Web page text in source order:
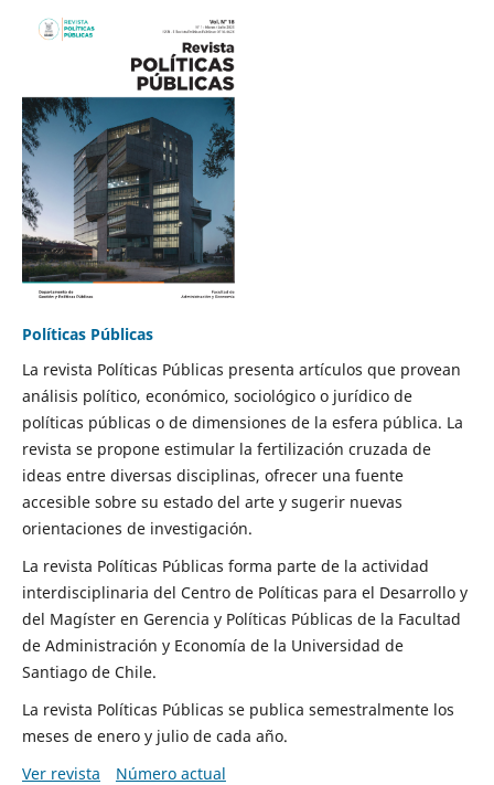
Políticas Públicas
La revista Políticas Públicas presenta artículos que provean
análisis político, económico, sociológico o jurídico de
políticas públicas o de dimensiones de la esfera pública. La
revista se propone estimular la fertilización cruzada de
ideas entre diversas disciplinas, ofrecer una fuente
accesible sobre su estado del arte y sugerir nuevas
orientaciones de investigación.
La revista Políticas Públicas forma parte de la actividad
interdisciplinaria del Centro de Políticas para el Desarrollo y
del Magíster en Gerencia y Políticas Públicas de la Facultad
de Administración y Economía de la Universidad de
Santiago de Chile.
La revista Políticas Públicas se publica semestralmente los
meses de enero y julio de cada año.
Ver revista
Número actual